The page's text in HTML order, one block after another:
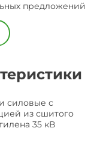
предложений
силовые с
из сшитого
35 кВ